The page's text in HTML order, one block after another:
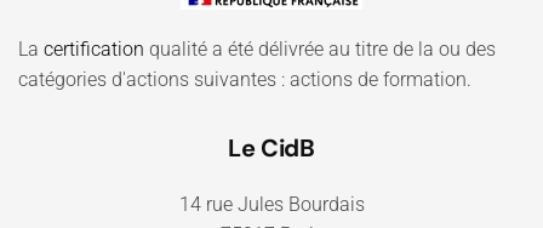
La certification qualité a été délivrée au titre de la ou des
catégories d'actions suivantes : actions de formation.
Le CidB
14 rue Jules Bourdais